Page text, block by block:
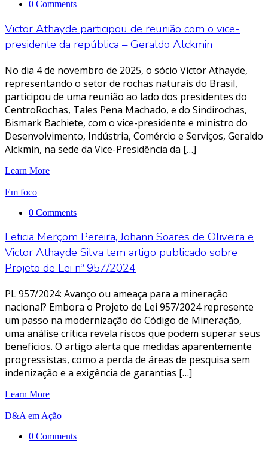
0 Comments
Victor Athayde participou de reunião com o vice-
presidente da república – Geraldo Alckmin
No dia 4 de novembro de 2025, o sócio Victor Athayde,
representando o setor de rochas naturais do Brasil,
participou de uma reunião ao lado dos presidentes do
CentroRochas, Tales Pena Machado, e do Sindirochas,
Bismark Bachiete, com o vice-presidente e ministro do
Desenvolvimento, Indústria, Comércio e Serviços, Geraldo
Alckmin, na sede da Vice-Presidência da […]
Learn More
Em foco
0 Comments
Leticia Merçom Pereira, Johann Soares de Oliveira e
Victor Athayde Silva tem artigo publicado sobre
Projeto de Lei nº 957/2024
PL 957/2024: Avanço ou ameaça para a mineração
nacional? Embora o Projeto de Lei 957/2024 represente
um passo na modernização do Código de Mineração,
uma análise crítica revela riscos que podem superar seus
benefícios. O artigo alerta que medidas aparentemente
progressistas, como a perda de áreas de pesquisa sem
indenização e a exigência de garantias […]
Learn More
D&A em Ação
0 Comments